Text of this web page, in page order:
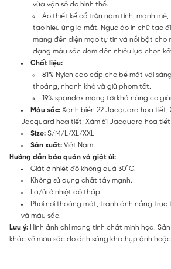
vừa vặn số đo hình thể.
Áo thiết kế cổ tròn nam tính, mạnh
tạo hiệu ứng lạ mắt. Ngực áo in chữ tạo
mang đến diện mạo tự tin và nổi bật cho
dạng màu sắc đem đến nhiều lựa chọn
Chất liệu:
81% Nylon cao cấp cho bề mặt vải
thoáng, nhanh khô và giữ phom tốt.
19% spandex mang tới khả năng co
Màu sắc: Xanh biển 22 Jacquard họa tiết;
Jacquard họa tiết; Xám 61 Jacquard họa tiết
Size: S/M/L/XL/XXL
Sản xuất: Việt Nam
Hướng dẫn bảo quản và giặt ủi:
Giặt ở nhiệt độ không quá 30°C.
Không sử dụng chất tẩy mạnh.
Là/ủi ở nhiệt độ thấp.
Phơi nơi thoáng mát, tránh ánh nắng trực
và màu sắc.
Lưu ý: Hình ảnh chỉ mang tính chất minh họa.
khác về màu sắc do ánh sáng khi chụp ảnh